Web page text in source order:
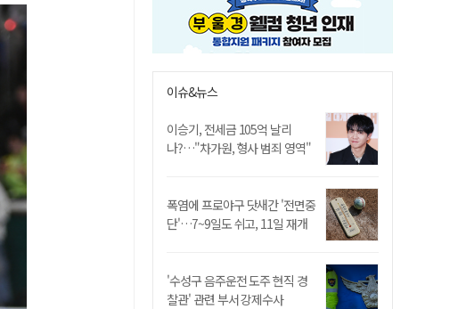
이슈&뉴스
이승기, 전세금 105억 날리
나?…"차가원, 형사 범죄 영역"
폭염에 프로야구 닷새간 '전면중
단'…7~9일도 쉬고, 11일 재개
'수성구 음주운전 도주 현직 경
찰관' 관련 부서 강제수사